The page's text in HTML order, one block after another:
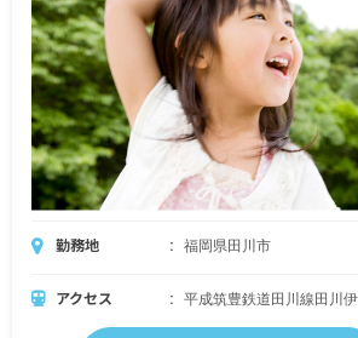
勤務地 福岡県田川市
アクセス 平成筑豊鉄道田川線田川